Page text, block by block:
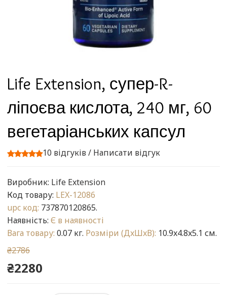
Life Extension, супер-R-
ліпоєва кислота, 240 мг, 60
вегетаріанських капсул
10 відгуків/ Написати відгук
Виробник: Life Extension
Код товару: LEX-12086
upc код: 737870120865.
Наявність: Є в наявності
Вага товару: 0.07 кг. Розміри (ДxШxВ): 10.9x4.8x5.1 см.
₴2786
₴2280